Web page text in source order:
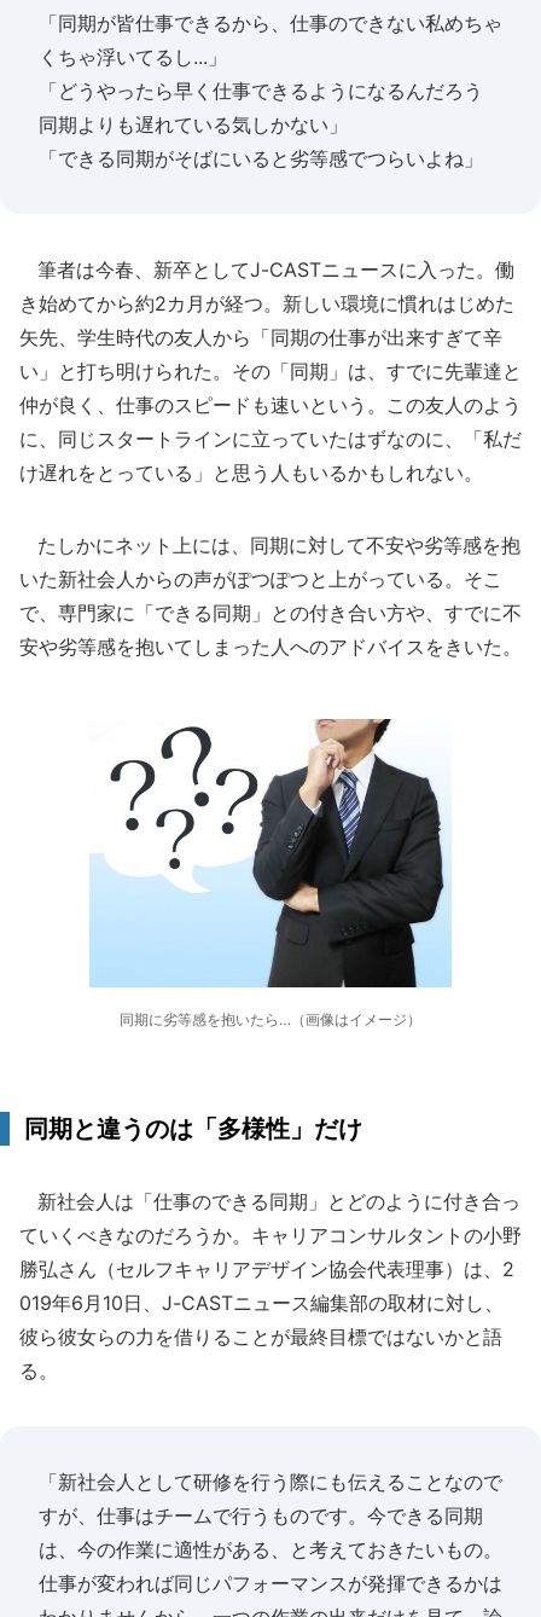
「同期が皆仕事できるから、仕事のできない私めちゃ
くちゃ浮いてるし...」
「どうやったら早く仕事できるようになるんだろう
同期よりも遅れている気しかない」
「できる同期がそばにいると劣等感でつらいよね」
筆者は今春、新卒としてJ-CASTニュースに入った。働
き始めてから約2カ月が経つ。新しい環境に慣れはじめた
矢先、学生時代の友人から「同期の仕事が出来すぎて辛
い」と打ち明けられた。その「同期」は、すでに先輩達と
仲が良く、仕事のスピードも速いという。この友人のよう
に、同じスタートラインに立っていたはずなのに、「私だ
け遅れをとっている」と思う人もいるかもしれない。
たしかにネット上には、同期に対して不安や劣等感を抱
いた新社会人からの声がぽつぽつと上がっている。そこ
で、専門家に「できる同期」との付き合い方や、すでに不
安や劣等感を抱いてしまった人へのアドバイスをきいた。
同期に劣等感を抱いたら…（画像はイメージ）
同期と違うのは「多様性」だけ
新社会人は「仕事のできる同期」とどのように付き合っ
ていくべきなのだろうか。キャリアコンサルタントの小野
勝弘さん（セルフキャリアデザイン協会代表理事）は、2
019年6月10日、J-CASTニュース編集部の取材に対し、
彼ら彼女らの力を借りることが最終目標ではないかと語
る。
「新社会人として研修を行う際にも伝えることなので
すが、仕事はチームで行うものです。今できる同期
は、今の作業に適性がある、と考えておきたいもの。
仕事が変われば同じパフォーマンスが発揮できるかは